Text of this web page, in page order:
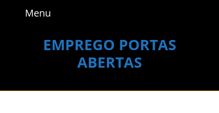
Menu
EMPREGO PORTAS
ABERTAS